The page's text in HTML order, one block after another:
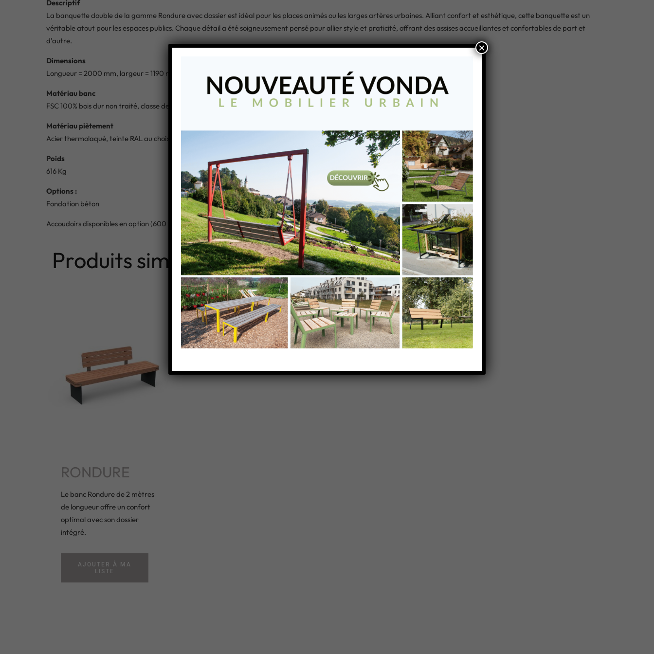
Descriptif
La banquette double de la gamme Rondure avec dossier est idéal pour les places animés ou les larges artères urbaines. Alliant confort et esthétique, cette banquette est un
véritable atout pour les espaces publics. Chaque détail a été soigneusement pensé pour allier style et praticité, offrant des assises accueillantes et confortables de part et
d’autre.
Dimensions
Longueur = 2000 mm, largeur = 1190 mm, Hauteur de l’assise = 460 mm, Hauteur de l’assise avec dossier = 846 mm
Matériau banc
FSC 100% bois dur non traité, classe de durabilité 1
Matériau piètement
Acier thermolaqué, teinte RAL au choix
Poids
616 Kg
Options :
Fondation béton
Accoudoirs disponibles en option (600 mm x 400 mm x 140 mm)
Produits similaires
RONDURE
Le banc Rondure de 2 mètres
de longueur offre un confort
optimal avec son dossier
intégré.
AJOUTER À MA
LISTE
×